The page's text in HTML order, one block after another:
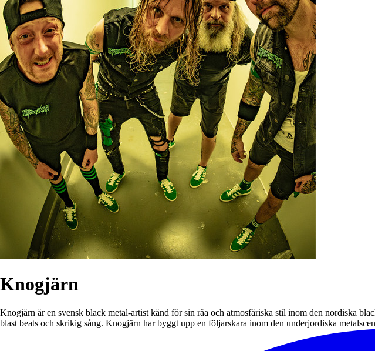
Knogjärn
Knogjärn är en svensk black metal-artist känd för sin råa och atmosfäriska stil inom den nordiska
blast beats och skrikig sång. Knogjärn har byggt upp en följarskara inom den underjordiska